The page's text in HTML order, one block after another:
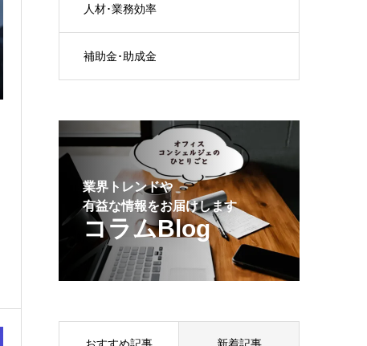
人材･業務効率
補助金･助成金
業界トレンドや
有益な情報をお届けします
コラムBlog